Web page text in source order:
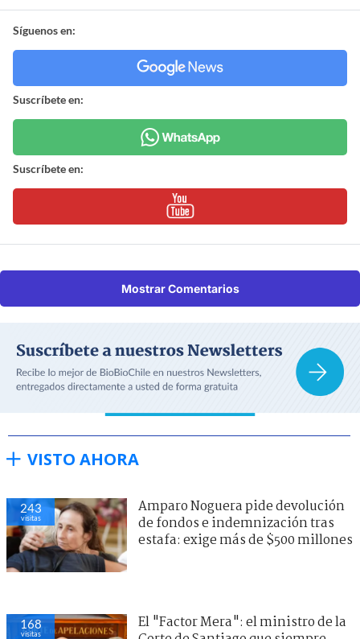
Síguenos en:
Suscríbete en:
Suscríbete en:
Mostrar Comentarios
VISTO AHORA
243
visitas
Amparo Noguera pide devolución
de fondos e indemnización tras
estafa: exige más de $500 millones
168
visitas
El "Factor Mera": el ministro de la